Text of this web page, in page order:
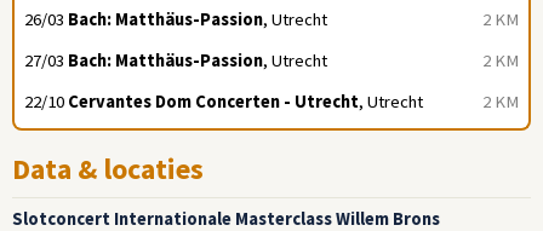
2 KM
26/03 Bach: Matthäus-Passion, Utrecht
2 KM
27/03 Bach: Matthäus-Passion, Utrecht
2 KM
22/10 Cervantes Dom Concerten - Utrecht, Utrecht
Data & locaties
Slotconcert Internationale Masterclass Willem Brons